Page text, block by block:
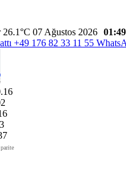
26.1°C 07 Ağustos 2026
+49 176 82 33 11 55
parite